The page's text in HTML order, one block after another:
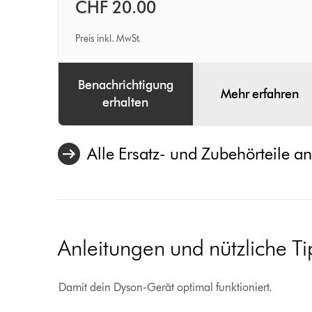
CHF 20.00
Preis inkl. MwSt.
Benachrichtigung
erhalten
Mehr erfahren
Alle Ersatz- und Zubehörteile
Anleitungen und nützliche
Damit dein Dyson-Gerät optimal funktioniert.